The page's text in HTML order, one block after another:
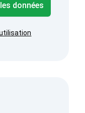
données